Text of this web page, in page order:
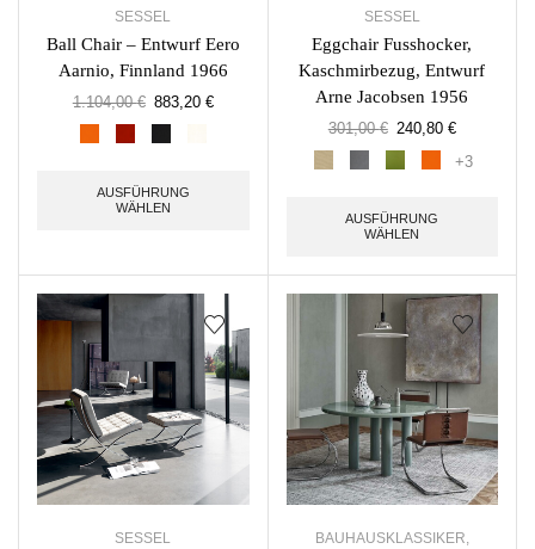
SESSEL
Ball Chair – Entwurf Eero
Aarnio, Finnland 1966
1.104,00€ 883,20 €
AUSFÜHRUNG
WÄHLEN
SESSEL
Eggchair Fusshocker,
Kaschmirbezug, Entwurf
Arne Jacobsen 1956
301,00€ 240,80 €
+3
AUSFÜHRUNG
WÄHLEN
SESSEL BAUHAUSKLASSIKER,